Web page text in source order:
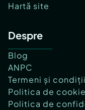
Hartă site
Despre
Blog
ANPC
Termeni și condiții
Politica de
Politica de